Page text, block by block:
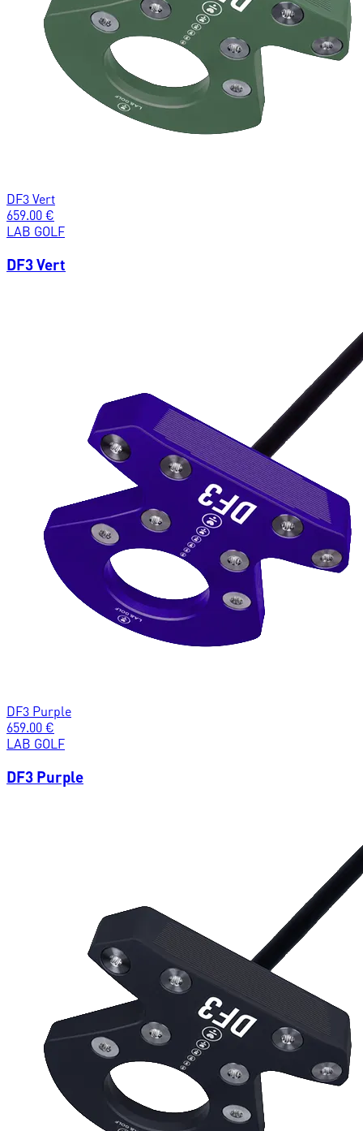
DF3 Vert
659.00 €
LAB GOLF
DF3 Vert
DF3 Purple
659.00 €
LAB GOLF
DF3 Purple